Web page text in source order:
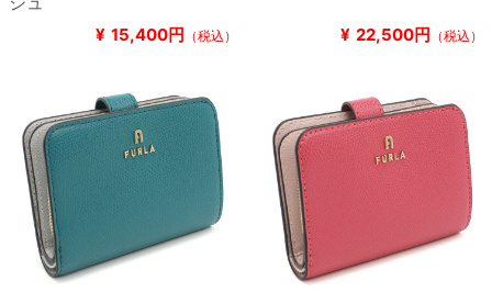
¥ 15,400円 （税込） ¥ 22,500円 （税込）